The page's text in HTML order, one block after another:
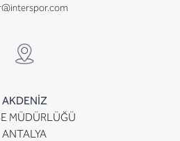
AKDENİZ
MÜDÜRLÜĞÜ
ANTALYA